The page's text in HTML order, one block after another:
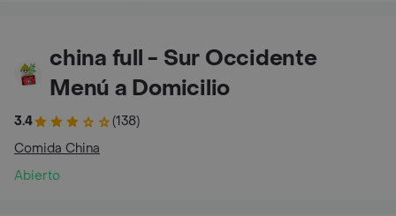
china full - Sur Occidente
Menú a Domicilio
3.4
(138)
Comida China
Abierto